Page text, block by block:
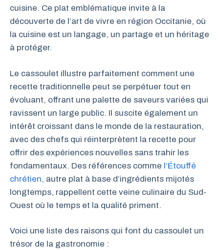
cuisine. Ce plat emblématique invite à la
découverte de l’art de vivre en région Occitanie, où
la cuisine est un langage, un partage et un héritage
à protéger.
Le cassoulet illustre parfaitement comment une
recette traditionnelle peut se perpétuer tout en
évoluant, offrant une palette de saveurs variées qui
ravissent un large public. Il suscite également un
intérêt croissant dans le monde de la restauration,
avec des chefs qui réinterprètent la recette pour
offrir des expériences nouvelles sans trahir les
fondamentaux. Des références comme l’Étouffé
chrétien, autre plat à base d’ingrédients mijotés
longtemps, rappellent cette veine culinaire du Sud-
Ouest où le temps et la qualité priment.
Voici une liste des raisons qui font du cassoulet un
trésor de la gastronomie :